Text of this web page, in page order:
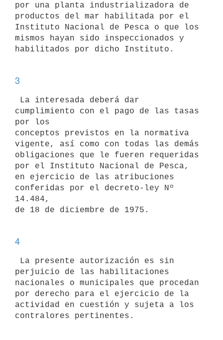
por una planta industrializadora de
productos del mar habilitada por el
Instituto Nacional de Pesca o que los
mismos hayan sido inspeccionados y
habilitados por dicho Instituto.
3
cumplimiento con el pago de las tasas
por los
conceptos previstos en la normativa
vigente, así como con todas las demás
obligaciones que le fueren requeridas
por el Instituto Nacional de Pesca,
en ejercicio de las atribuciones
conferidas por el decreto-ley Nº
14.484,
de 18 de diciembre de 1975.
4
perjuicio de las habilitaciones
nacionales o municipales que procedan
por derecho para el ejercicio de la
actividad en cuestión y sujeta a los
contralores pertinentes.